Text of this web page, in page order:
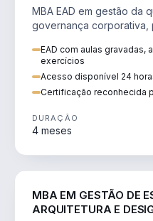
MBA EAD em gestão da
governança corporativa,
EAD com aulas gravadas,
exercícios
Acesso disponível 24
Certificação reconhecida
DURAÇÃO
4 meses
MBA EM GESTÃO DE
ARQUITETURA E